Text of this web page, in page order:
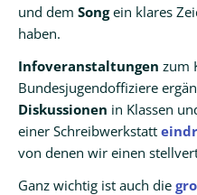
und dem Songein klares
haben.
Infoveranstaltungen zum
Bundesjugendoffiziere
Diskussionen in Klassen
einer Schreibwerkstatt
von denen wir einen
Ganz wichtig ist auch die